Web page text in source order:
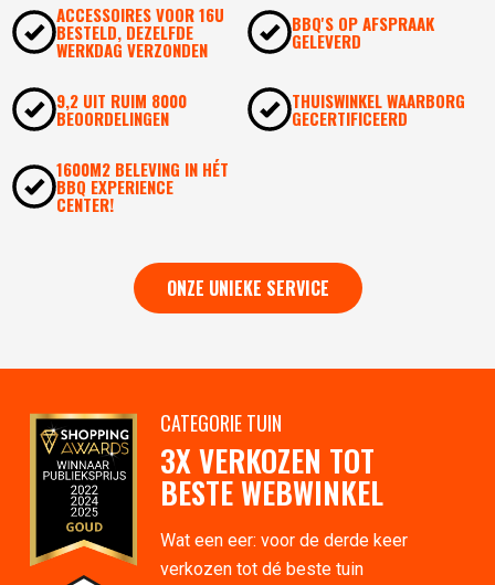
ACCESSOIRES VOOR 16U
BESTELD, DEZELFDE
WERKDAG VERZONDEN
BBQ'S OP AFSPRAAK
GELEVERD
9,2 UIT RUIM 8000
BEOORDELINGEN
THUISWINKEL WAARBORG
GECERTIFICEERD
1600M2 BELEVING IN HÉT
BBQ EXPERIENCE
CENTER!
ONZE UNIEKE SERVICE
CATEGORIE TUIN
3X VERKOZEN TOT
BESTE WEBWINKEL
Wat een eer: voor de derde keer
verkozen tot dé beste tuin